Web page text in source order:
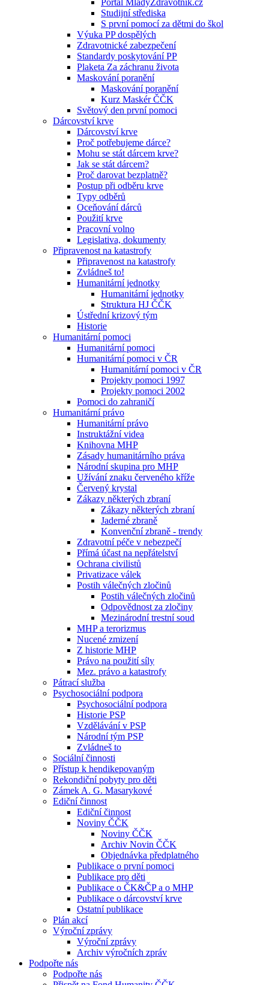
Portál MladyZdravotnik.cz
Studijní střediska
S první pomocí za dětmi do škol
Výuka PP dospělých
Zdravotnické zabezpečení
Standardy poskytování PP
Plaketa Za záchranu života
Maskování poranění
Maskování poranění
Kurz Maskér ČČK
Světový den první pomoci
Dárcovství krve
Dárcovství krve
Proč potřebujeme dárce?
Mohu se stát dárcem krve?
Jak se stát dárcem?
Proč darovat bezplatně?
Postup při odběru krve
Typy odběrů
Oceňování dárců
Použití krve
Pracovní volno
Legislativa, dokumenty
Připravenost na katastrofy
Připravenost na katastrofy
Zvládneš to!
Humanitární jednotky
Humanitární jednotky
Struktura HJ ČČK
Ústřední krizový tým
Historie
Humanitární pomoci
Humanitární pomoci
Humanitární pomoci v ČR
Humanitární pomoci v ČR
Projekty pomoci 1997
Projekty pomoci 2002
Pomoci do zahraničí
Humanitární právo
Humanitární právo
Instruktážní videa
Knihovna MHP
Zásady humanitárního práva
Národní skupina pro MHP
Užívání znaku červeného kříže
Červený krystal
Zákazy některých zbraní
Zákazy některých zbraní
Jaderné zbraně
Konvenční zbraně - trendy
Zdravotní péče v nebezpečí
Přímá účast na nepřátelství
Ochrana civilistů
Privatizace válek
Postih válečných zločinů
Postih válečných zločinů
Odpovědnost za zločiny
Mezinárodní trestní soud
MHP a terorizmus
Nucené zmizení
Z historie MHP
Právo na použití síly
Mez. právo a katastrofy
Pátrací služba
Psychosociální podpora
Psychosociální podpora
Historie PSP
Vzdělávání v PSP
Národní tým PSP
Zvládneš to
Sociální činnosti
Přístup k hendikepovaným
Rekondiční pobyty pro děti
Zámek A. G. Masarykové
Ediční činnost
Ediční činnost
Noviny ČČK
Noviny ČČK
Archiv Novin ČČK
Objednávka předplatného
Publikace o první pomoci
Publikace pro děti
Publikace o ČK&ČP a o MHP
Publikace o dárcovství krve
Ostatní publikace
Plán akcí
Výroční zprávy
Výroční zprávy
Archiv výročních zpráv
Podpořte nás
Podpořte nás